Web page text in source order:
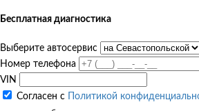
Бесплатная диагностика
Выберите автосервис
Номер телефона
VIN
Согласен с
Политикой